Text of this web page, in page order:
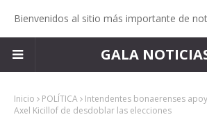
Bienvenidos al sitio más importante de
GALA
Inicio POLÍTICA
Intendentes bonaerenses
Axel Kicillof de desdoblar las elecciones